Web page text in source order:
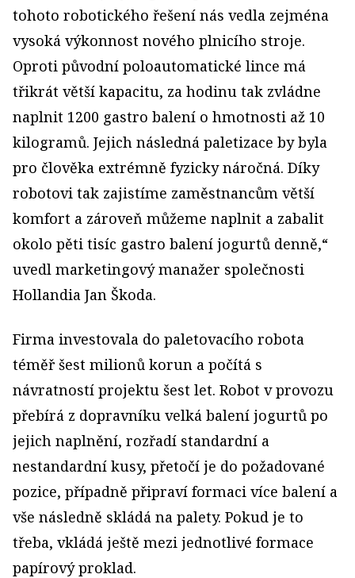
tohoto robotického řešení nás vedla zejména
vysoká výkonnost nového plnicího stroje.
Oproti původní poloautomatické lince má
třikrát větší kapacitu, za hodinu tak zvládne
naplnit 1200 gastro balení o hmotnosti až 10
kilogramů. Jejich následná paletizace by byla
pro člověka extrémně fyzicky náročná. Díky
robotovi tak zajistíme zaměstnancům větší
komfort a zároveň můžeme naplnit a zabalit
okolo pěti tisíc gastro balení jogurtů denně,“
uvedl marketingový manažer společnosti
Hollandia Jan Škoda.
Firma investovala do paletovacího robota
téměř šest milionů korun a počítá s
návratností projektu šest let. Robot v provozu
přebírá z dopravníku velká balení jogurtů po
jejich naplnění, rozřadí standardní a
nestandardní kusy, přetočí je do požadované
pozice, případně připraví formaci více balení a
vše následně skládá na palety. Pokud je to
třeba, vkládá ještě mezi jednotlivé formace
papírový proklad.